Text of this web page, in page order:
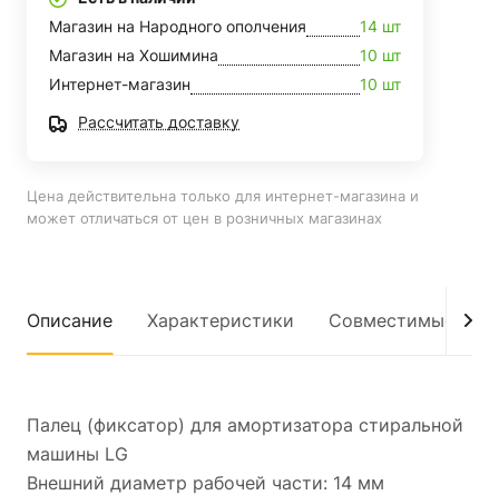
Магазин на Народного ополчения
14 шт
Магазин на Хошимина
10 шт
Интернет-магазин
10 шт
Рассчитать доставку
Цена действительна только для интернет-магазина и
может отличаться от цен в розничных магазинах
Описание Характеристики Совместимые
Палец (фиксатор) для амортизатора стиральной
машины LG
Внешний диаметр рабочей части: 14 мм